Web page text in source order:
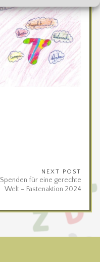
NEXT POST
Spenden für eine gerechte
Welt – Fastenaktion 2024